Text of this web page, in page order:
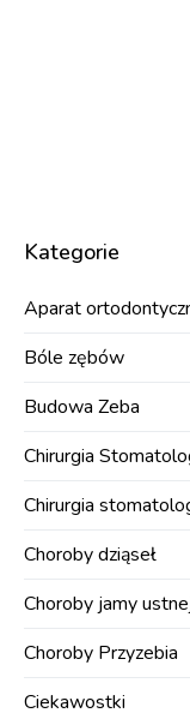
Kategorie
Aparat
Bóle zębów
Budowa Zeba
Chirurgia
Chirurgia
Choroby dziąseł
Choroby jamy
Choroby Przyzebia
Ciekawostki